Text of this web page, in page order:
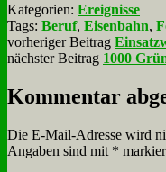
Kategorien: Ereignisse
Tags: Beruf, Eisenbahn,
vorheriger Beitrag
nächster Beitrag 1000
Kommentar
Die E-Mail-Adresse wird
Angaben sind mit *